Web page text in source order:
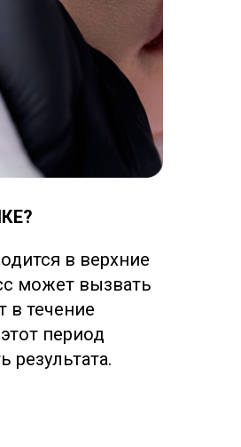
в верхние
может вызвать
в течение
период